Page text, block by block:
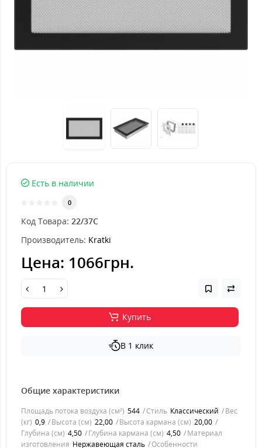
Есть в наличии
0
Код Товара: 22/37C
Производитель: Kratki
Цена: 1066грн.
Купить
В 1 клик
Общие характеристики
Площадь потока воздуха (см²) 544 Стиль Классический
Вес
(кг) 0,9 Высота (см) 22,00 Высота кармана (см) 20,00
Глубина (см) 4,50 Глубина кармана (см) 4,50
Материал
изготовления Нержавеющая сталь
Особенности